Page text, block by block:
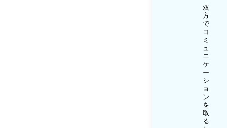
双
方
で
コ
ミ
ュ
ニ
ケ
ー
シ
ョ
ン
を
取
る